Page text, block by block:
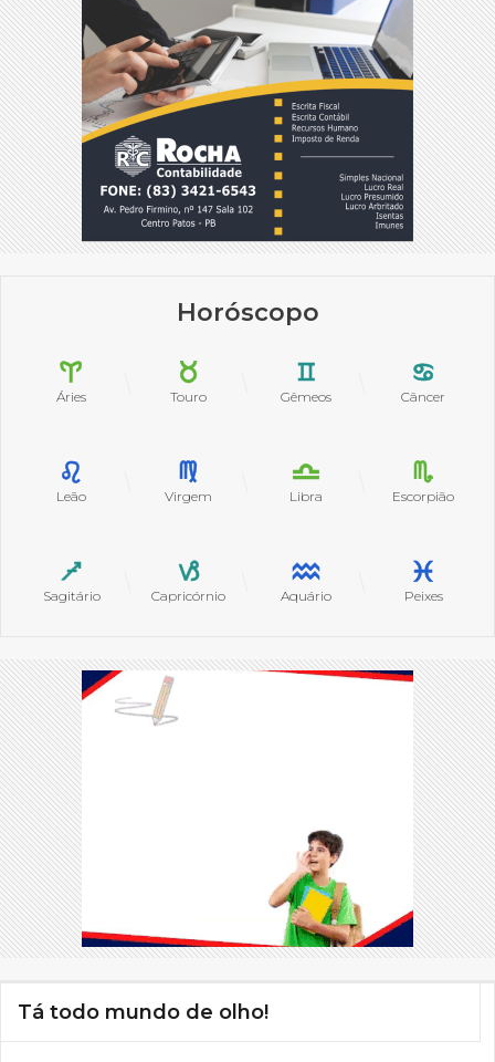
Horóscopo
Áries Touro Gêmeos Câncer
Leão Virgem Libra Escorpião
Sagitário Capricórnio Aquário Peixes
Tá todo mundo de olho!